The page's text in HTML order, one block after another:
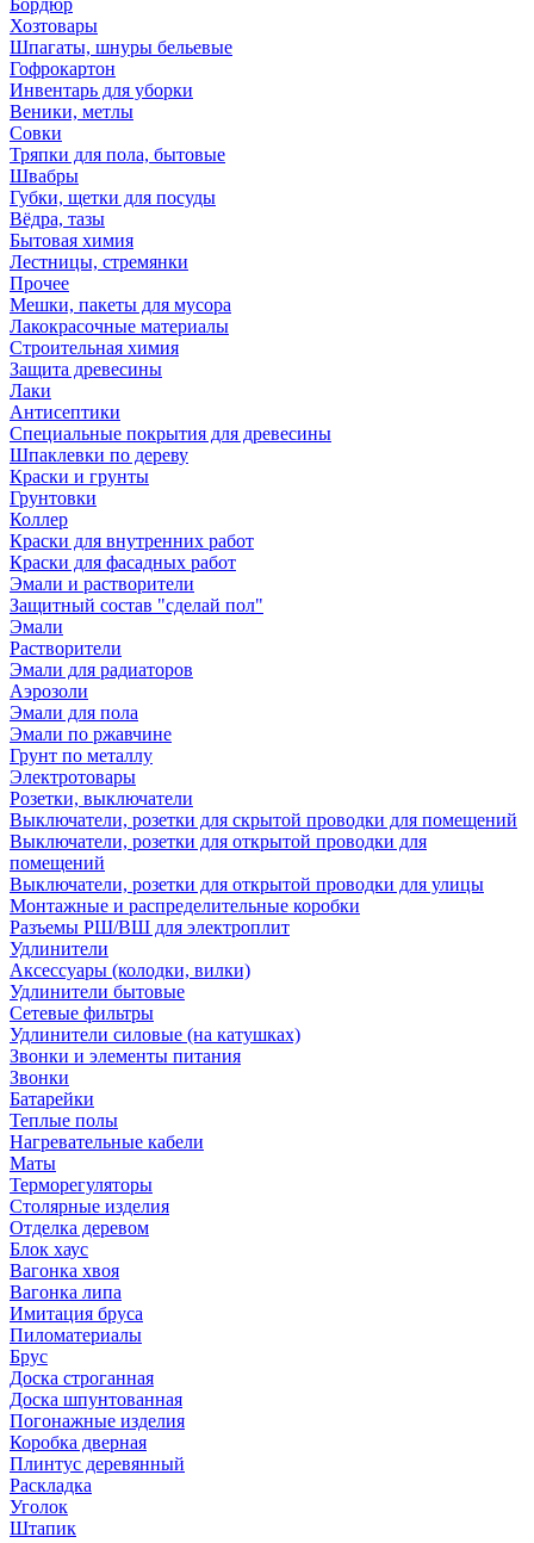
Бордюр
Хозтовары
Шпагаты, шнуры бельевые
Гофрокартон
Инвентарь для уборки
Веники, метлы
Совки
Тряпки для пола, бытовые
Швабры
Губки, щетки для посуды
Вёдра, тазы
Бытовая химия
Лестницы, стремянки
Прочее
Мешки, пакеты для мусора
Лакокрасочные материалы
Строительная химия
Защита древесины
Лаки
Антисептики
Специальные покрытия для древесины
Шпаклевки по дереву
Краски и грунты
Грунтовки
Коллер
Краски для внутренних работ
Краски для фасадных работ
Эмали и растворители
Защитный состав "сделай пол"
Эмали
Растворители
Эмали для радиаторов
Аэрозоли
Эмали для пола
Эмали по ржавчине
Грунт по металлу
Электротовары
Розетки, выключатели
Выключатели, розетки для скрытой проводки для помещений
Выключатели, розетки для открытой проводки для
помещений
Выключатели, розетки для открытой проводки для улицы
Монтажные и распределительные коробки
Разъемы РШ/ВШ для электроплит
Удлинители
Аксессуары (колодки, вилки)
Удлинители бытовые
Сетевые фильтры
Удлинители силовые (на катушках)
Звонки и элементы питания
Звонки
Батарейки
Теплые полы
Нагревательные кабели
Маты
Терморегуляторы
Столярные изделия
Отделка деревом
Блок хаус
Вагонка хвоя
Вагонка липа
Имитация бруса
Пиломатериалы
Брус
Доска строганная
Доска шпунтованная
Погонажные изделия
Коробка дверная
Плинтус деревянный
Раскладка
Уголок
Штапик